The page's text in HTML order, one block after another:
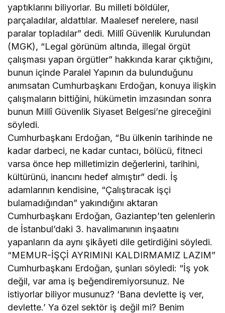
yaptıklarını biliyorlar. Bu milleti böldüler,
parçaladılar, aldattılar. Maalesef nerelere, nasıl
paralar topladılar” dedi. Millî Güvenlik Kurulundan
(MGK), “Legal görünüm altında, illegal örgüt
çalışması yapan örgütler” hakkında karar çıktığını,
bunun içinde Paralel Yapının da bulunduğunu
anımsatan Cumhurbaşkanı Erdoğan, konuya ilişkin
çalışmaların bittiğini, hükümetin imzasından sonra
bunun Millî Güvenlik Siyaset Belgesi’ne gireceğini
söyledi.
Cumhurbaşkanı Erdoğan, “Bu ülkenin tarihinde ne
kadar darbeci, ne kadar cuntacı, bölücü, fitneci
varsa önce hep milletimizin değerlerini, tarihini,
kültürünü, inancını hedef almıştır” dedi. İş
adamlarının kendisine, “Çalıştıracak işçi
bulamadığından” yakındığını aktaran
Cumhurbaşkanı Erdoğan, Gaziantep’ten gelenlerin
de İstanbul’daki 3. havalimanının inşaatını
yapanların da aynı şikâyeti dile getirdiğini söyledi.
“MEMUR-İŞÇİ AYRIMINI KALDIRMAMIZ LAZIM”
Cumhurbaşkanı Erdoğan, şunları söyledi: “İş yok
değil, var ama iş beğendiremiyorsunuz. Ne
istiyorlar biliyor musunuz? ‘Bana devlette iş ver,
devlette.’ Ya özel sektör iş değil mi? Benim